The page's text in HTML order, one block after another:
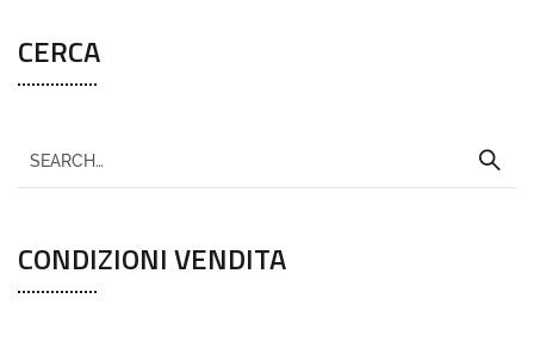
CERCA
CONDIZIONI VENDITA